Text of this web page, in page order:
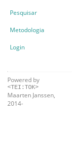
Pesquisar
Metodologia
Login
Powered by
<TEI:TOK>
Maarten Janssen,
2014-